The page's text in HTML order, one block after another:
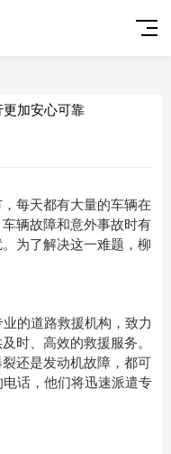
加安心可靠
每天都有大量的车辆在
辆故障和意外事故时有
为了解决这一难题，柳
的道路救援机构，致力
时、高效的救援服务。
还是发动机故障，都可
话，他们将迅速派遣专